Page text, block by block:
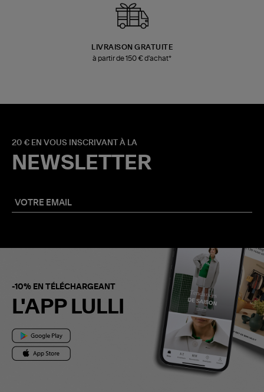
LIVRAISON GRATUITE
à partir de 150 € d'achat*
20 € EN VOUS INSCRIVANT À LA
NEWSLETTER
-10% EN TÉLÉCHARGEANT
L'APP LULLI